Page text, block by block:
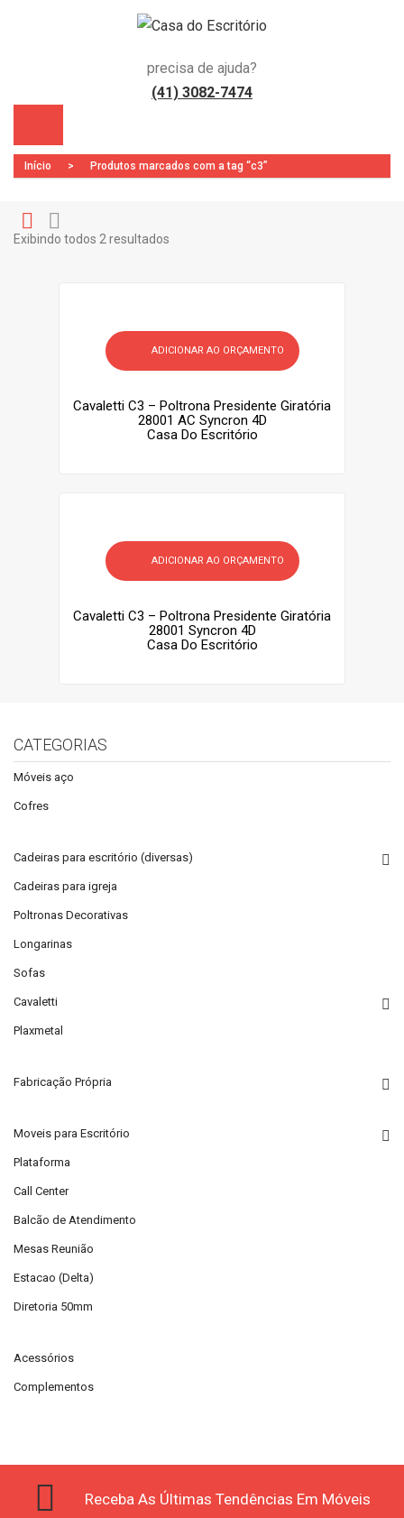
precisa de ajuda?
(41) 3082-7474
Início > Produtos marcados com a tag “c3”
Exibindo todos 2 resultados
ADICIONAR AO ORÇAMENTO
Cavaletti C3 – Poltrona Presidente Giratória
28001 AC Syncron 4D
Casa Do Escritório
ADICIONAR AO ORÇAMENTO
Cavaletti C3 – Poltrona Presidente Giratória
28001 Syncron 4D
Casa Do Escritório
CATEGORIAS
Móveis aço
Cofres
Cadeiras para escritório (diversas)
Cadeiras para igreja
Poltronas Decorativas
Longarinas
Sofas
Cavaletti
Plaxmetal
Fabricação Própria
Moveis para Escritório
Plataforma
Call Center
Balcão de Atendimento
Mesas Reunião
Estacao (Delta)
Diretoria 50mm
Acessórios
Complementos
Receba As Últimas Tendências Em Móveis